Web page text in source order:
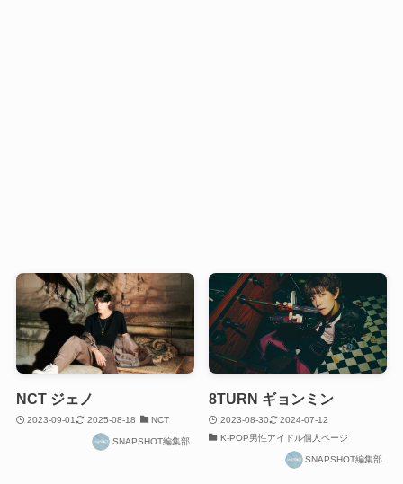
NCT ジェノ
2023-09-01 2025-08-18 NCT
SNAPSHOT編集部
8TURN ギョンミン
2023-08-30
2024-07-12
K-POP男性アイドル個人ページ
SNAPSHOT編集部